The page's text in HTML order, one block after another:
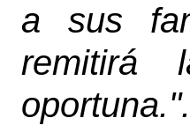
a sus
remitirá
oportuna.".